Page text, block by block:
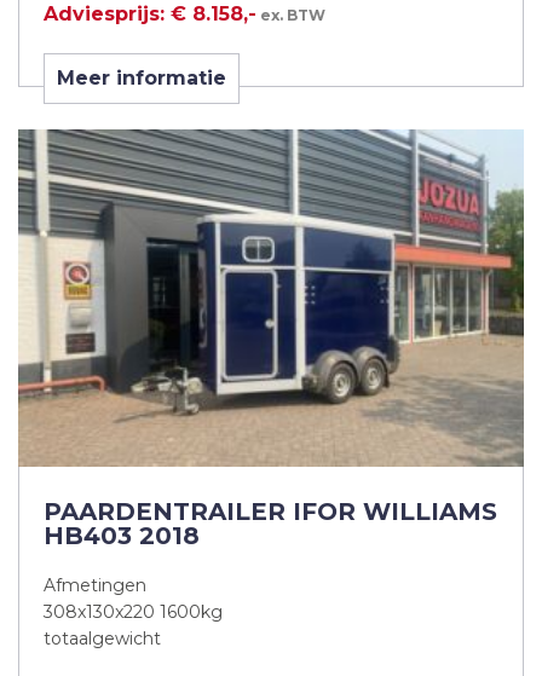
Adviesprijs: € 8.158,- ex. BTW
Meer informatie
PAARDENTRAILER IFOR WILLIAMS
HB403 2018
Afmetingen
308x130x220 1600kg
totaalgewicht